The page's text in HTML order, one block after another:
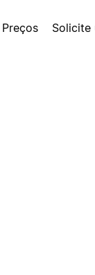
Preços Solicite